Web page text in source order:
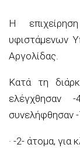
Η
υφιστάμενων
Αργολίδας.
Κατά τη
ελέγχθησαν
συνελήφθησαν
· -2- άτομα, για